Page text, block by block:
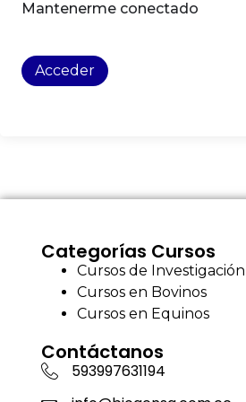
Mantenerme conectado
Acceder
Categorías Cursos
Cursos de Investigación
Cursos en Bovinos
Cursos en Equinos
Contáctanos
593997631194